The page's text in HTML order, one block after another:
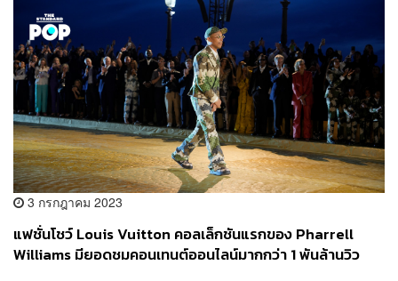
3 กรกฎาคม 2023
แฟชั่นโชว์ Louis Vuitton คอลเล็กชันแรกของ Pharrell
Williams มียอดชมคอนเทนต์ออนไลน์มากกว่า 1 พันล้านวิว